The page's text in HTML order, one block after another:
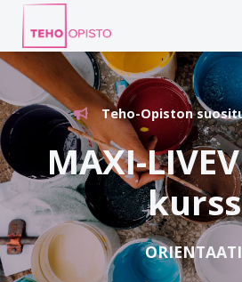
KIRJAUDU
Teho-Opiston
MAXI-